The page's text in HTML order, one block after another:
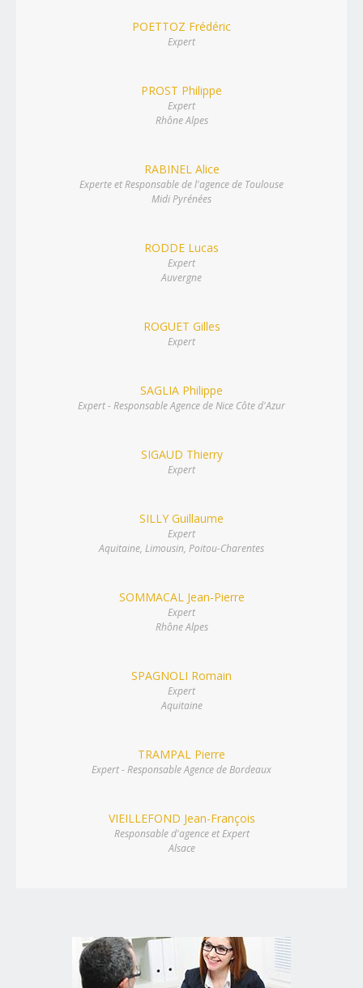
POETTOZ Frédéric
Expert
PROST Philippe
Expert
Rhône Alpes
RABINEL Alice
Experte et Responsable de l'agence de Toulouse
Midi Pyrénées
RODDE Lucas
Expert
Auvergne
ROGUET Gilles
Expert
SAGLIA Philippe
Expert - Responsable Agence de Nice Côte d'Azur
SIGAUD Thierry
Expert
SILLY Guillaume
Expert
Aquitaine, Limousin, Poitou-Charentes
SOMMACAL Jean-Pierre
Expert
Rhône Alpes
SPAGNOLI Romain
Expert
Aquitaine
TRAMPAL Pierre
Expert - Responsable Agence de Bordeaux
VIEILLEFOND Jean-François
Responsable d'agence et Expert
Alsace